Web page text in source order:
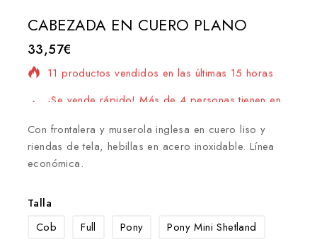
CABEZADA EN CUERO PLANO
33,57€
11 productos vendidos en las últimas 15 horas
¡Se vende rápido! Más de 4 personas tienen en
su carrito
Con frontalera y muserola inglesa en cuero liso y
riendas de tela, hebillas en acero inoxidable. Línea
económica.
Talla
Cob
Full Pony
Pony Mini Shetland